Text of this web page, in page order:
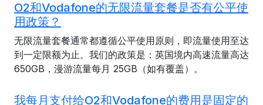
O2和Vodafone的无限流量套餐是否有公平使
用政策？
无限流量套餐通常都遵循公平使用原则，即流量使用至达
到一定限额为止。我们的政策是：英国境内高速流量高达
650GB，漫游流量每月 25GB（如有覆盖）。
我每月支付给O2和Vodafone的费用是固定的